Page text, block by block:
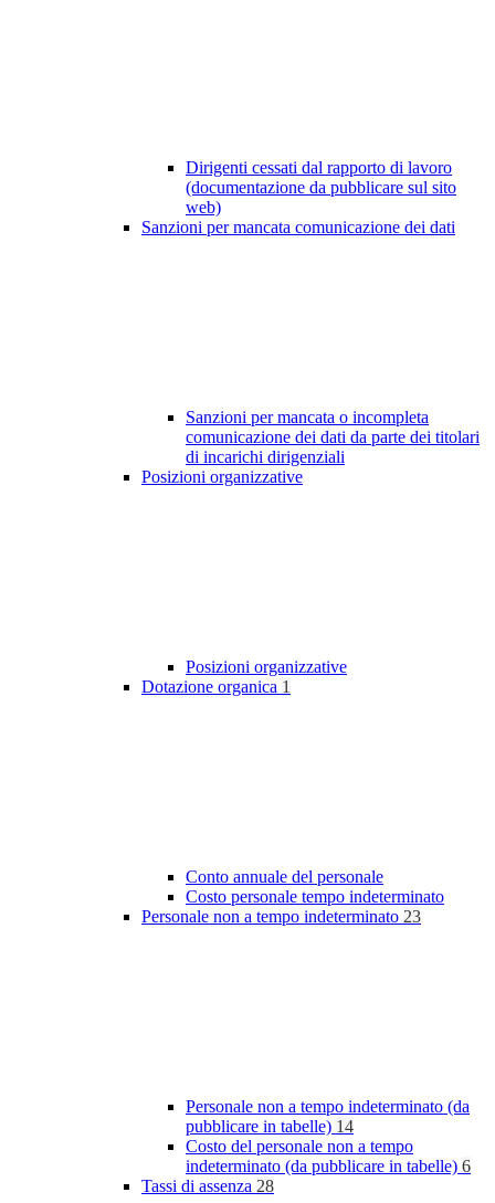
Dirigenti cessati dal rapporto di lavoro
(documentazione da pubblicare sul sito
web)
Sanzioni per mancata comunicazione dei dati
Sanzioni per mancata o incompleta
comunicazione dei dati da parte dei titolari
di incarichi dirigenziali
Posizioni organizzative
Posizioni organizzative
Dotazione organica 1
Conto annuale del personale
Costo personale tempo indeterminato
Personale non a tempo indeterminato 23
Personale non a tempo indeterminato (da
pubblicare in tabelle) 14
Costo del personale non a tempo
indeterminato (da pubblicare in tabelle) 6
Tassi di assenza 28